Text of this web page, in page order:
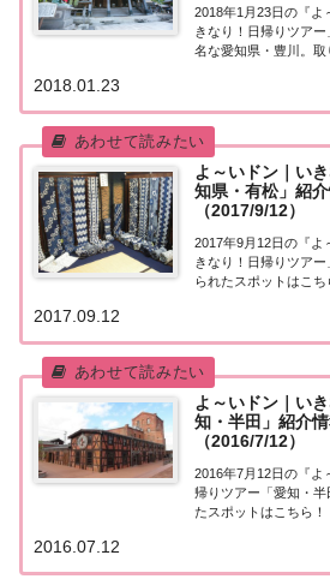
2018年1月23日の『よ
きなり！日帰りツア
名な愛知県・豊川。取
ンはゲストがKAT-
の番組に出ることは
2018.01.23
よ～いドン｜い
知県・有松」紹
（2017/9/12）
2017年9月12日の『よ
きなり！日帰りツア
られたスポットはこち
県・有松。・東海道
車＆有松絞り・名物
2017.09.12
よ～いドン｜い
知・半田」紹介
（2016/7/12）
2016年7月12日の『よ
帰りツアー「愛知・
たスポットはこちら！
田。・絶品！知多の
験施設へ！・ブラン
2016.07.12